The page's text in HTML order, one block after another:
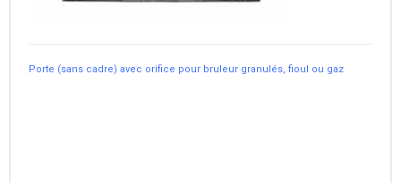
Porte (sans cadre) avec orifice pour bruleur granulés, fioul ou gaz